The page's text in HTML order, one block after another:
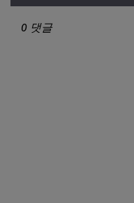
0 댓글